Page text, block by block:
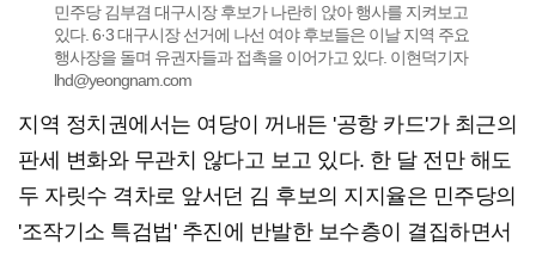
민주당 김부겸 대구시장 후보가 나란히 앉아 행사를 지켜보고
있다. 6·3 대구시장 선거에 나선 여야 후보들은 이날 지역 주요
행사장을 돌며 유권자들과 접촉을 이어가고 있다. 이현덕기자
lhd@yeongnam.com
지역 정치권에서는 여당이 꺼내든 '공항 카드'가 최근의
판세 변화와 무관치 않다고 보고 있다. 한 달 전만 해도
두 자릿수 격차로 앞서던 김 후보의 지지율은 민주당의
'조작기소 특검법' 추진에 반발한 보수층이 결집하면서